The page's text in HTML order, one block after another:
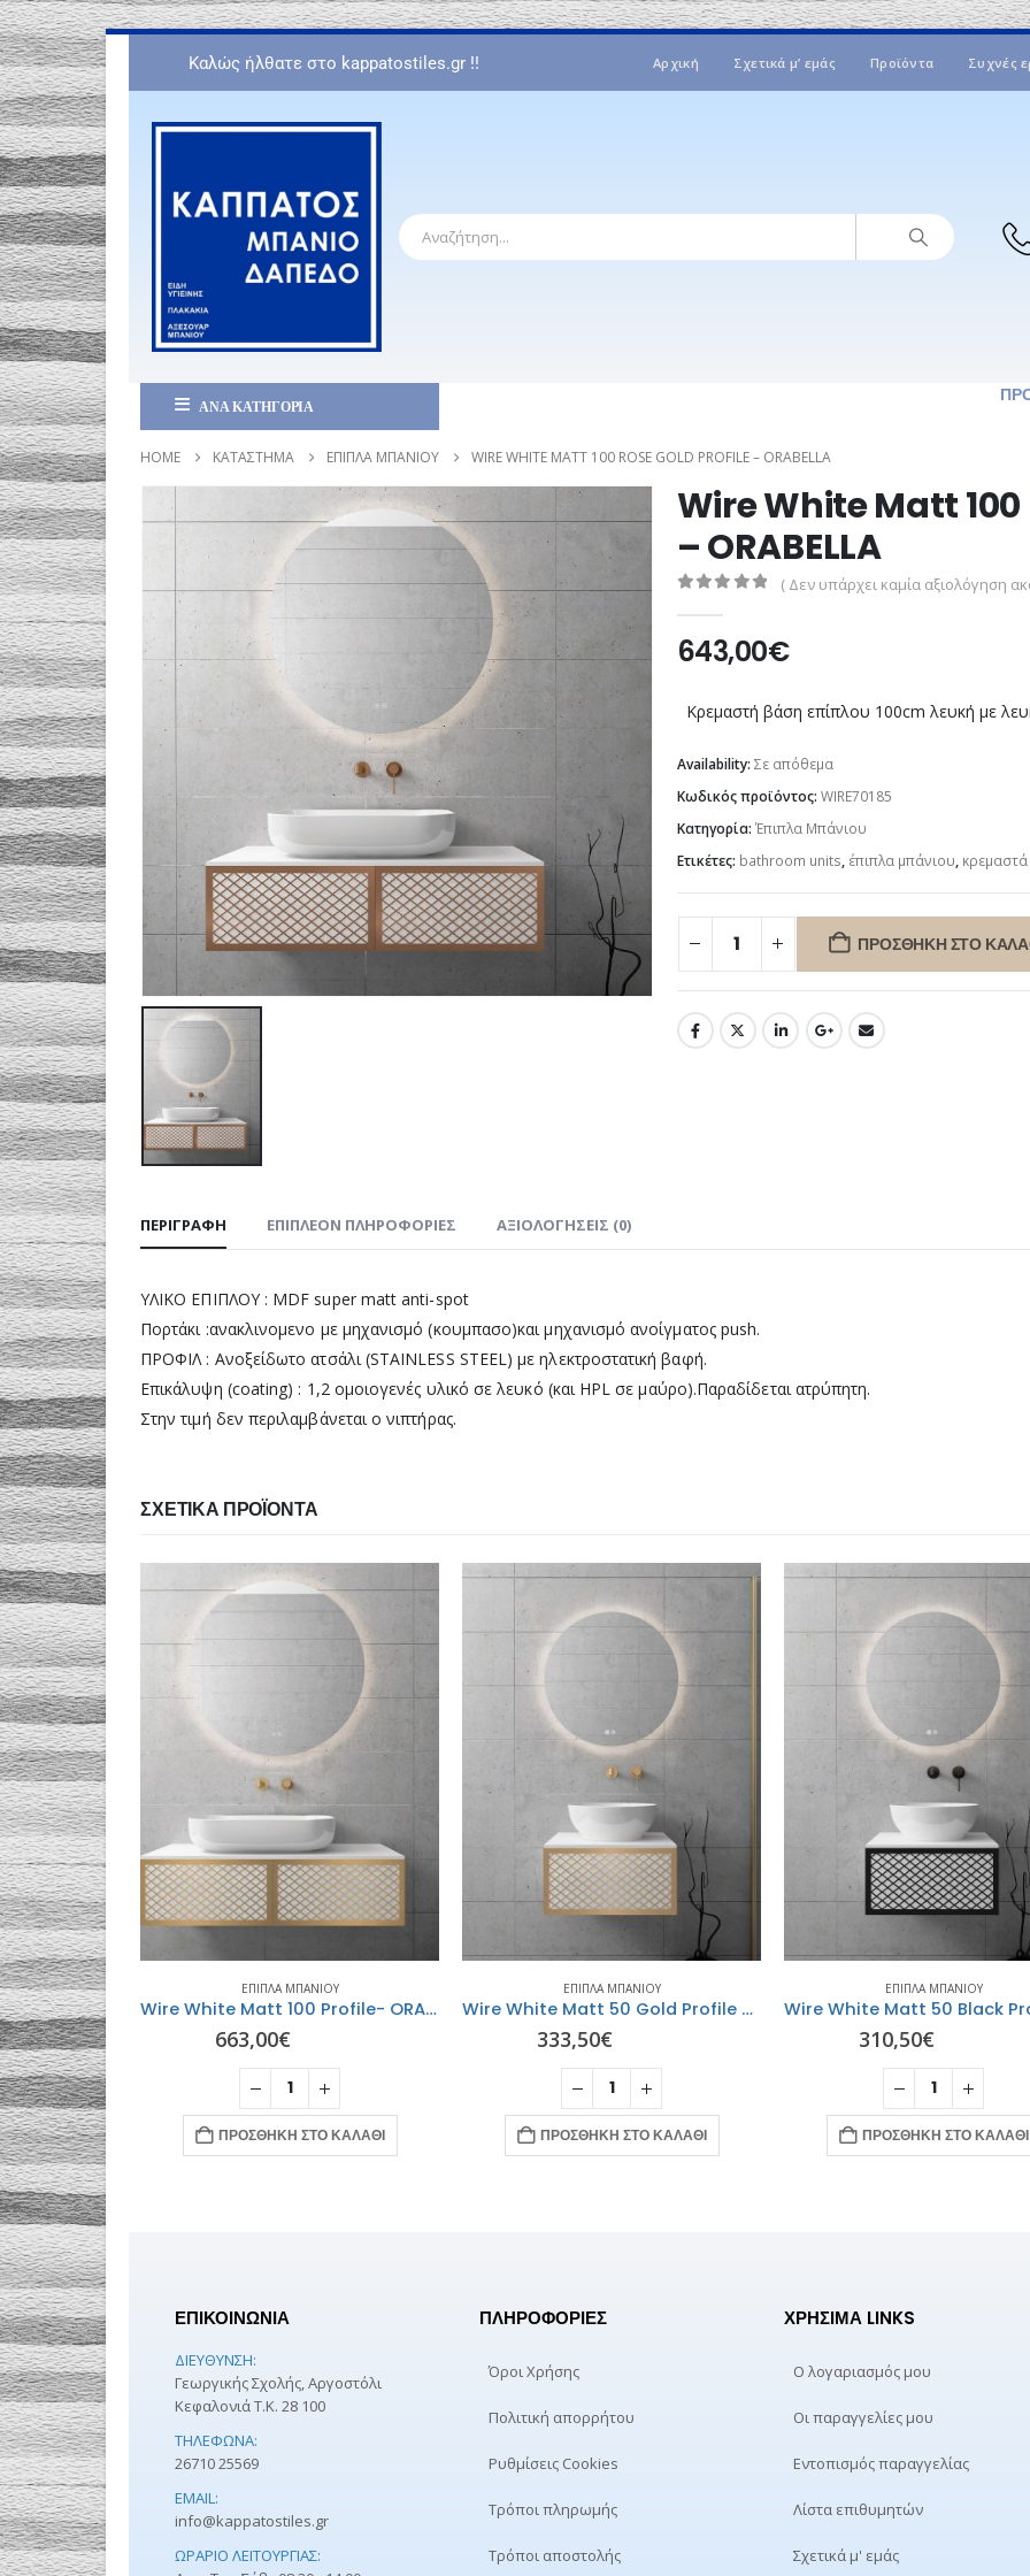
Καλώς ήλθατε στο kappatostiles.gr !! Αρχική Σχετικά μ’ εμάς Προϊόντα Συχνές
ΑΝΑ ΚΑΤΗΓΟΡΙΑ
HOME ΚΑΤΆΣΤΗΜΑ ΈΠΙΠΛΑ ΜΠΆΝΙΟΥ WIRE WHITE MATT 100 ROSE GOLD PROFILE – ORABELLA
Wire White Matt
– ORABELLA
( Δεν υπάρχει καμία αξιολόγηση
643,00€
Κρεμαστή βάση επίπλου 100cm λευκή με
Availability: Σε απόθεμα
Κωδικός προϊόντος: WIRE70185
Κατηγορία: Έπιπλα Μπάνιου
Ετικέτες: bathroom units, έπιπλα μπάνιου,
ΠΡΟΣΘΉΚΗ ΣΤΟ
ΠΕΡΙΓΡΑΦΉ ΕΠΙΠΛΈΟΝ ΠΛΗΡΟΦΟΡΊΕΣ ΑΞΙΟΛΟΓΉΣΕΙΣ (0)
ΥΛΙΚΟ ΕΠΙΠΛΟΥ : MDF super matt anti-spot
Πορτάκι :ανακλινομενο με μηχανισμό (κουμπασο)και μηχανισμό ανοίγματος push.
ΠΡΟΦΙΛ : Ανοξείδωτο ατσάλι (STAINLESS STEEL) με ηλεκτροστατική βαφή.
Επικάλυψη (coating) : 1,2 ομοιογενές υλικό σε λευκό (και HPL σε μαύρο).Παραδίδεται ατρύπητη.
Στην τιμή δεν περιλαμβάνεται ο νιπτήρας.
ΣΧΕΤΙΚΆ ΠΡΟΪΌΝΤΑ
Πορσελάνης
ΚΑΛΆΘΙ
ΈΠΙΠΛΑ ΜΠΆΝΙΟΥ
Wire White Matt 100 Profile- ORABELLA
663,00€
ΠΡΟΣΘΉΚΗ ΣΤΟ ΚΑΛΆΘΙ
ΈΠΙΠΛΑ ΜΠΆΝΙΟΥ
Wire White Matt 50 Gold Profile με ένα πορτάκι- ORABELLA
333,50€
ΠΡΟΣΘΉΚΗ ΣΤΟ ΚΑΛΆΘΙ
ΈΠΙΠΛΑ ΜΠΆΝΙΟΥ
310,50€
ΠΡΟΣΘΉΚΗ ΣΤΟ ΚΑΛΆΘΙ
ΕΠΙΚΟΙΝΩΝΙΑ
ΔΙΕΎΘΥΝΣΗ:
Γεωργικής Σχολής, Αργοστόλι
Κεφαλονιά Τ.Κ. 28 100
ΤΗΛΈΦΩΝΑ:
26710 25569
EMAIL:
info@kappatostiles.gr
ΩΡΆΡΙΟ ΛΕΙΤΟΥΡΓΊΑΣ:
ΠΛΗΡΟΦΟΡΊΕΣ
Όροι Χρήσης
Πολιτική απορρήτου
Ρυθμίσεις Cookies
Τρόποι πληρωμής
Τρόποι αποστολής
ΧΡΉΣΙΜΑ LINKS
Ο λογαριασμός μου
Οι παραγγελίες μου
Εντοπισμός παραγγελίας
Λίστα επιθυμητών
Σχετικά μ' εμάς